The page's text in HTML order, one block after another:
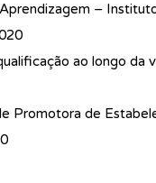
–
ao longo da
Promotora de